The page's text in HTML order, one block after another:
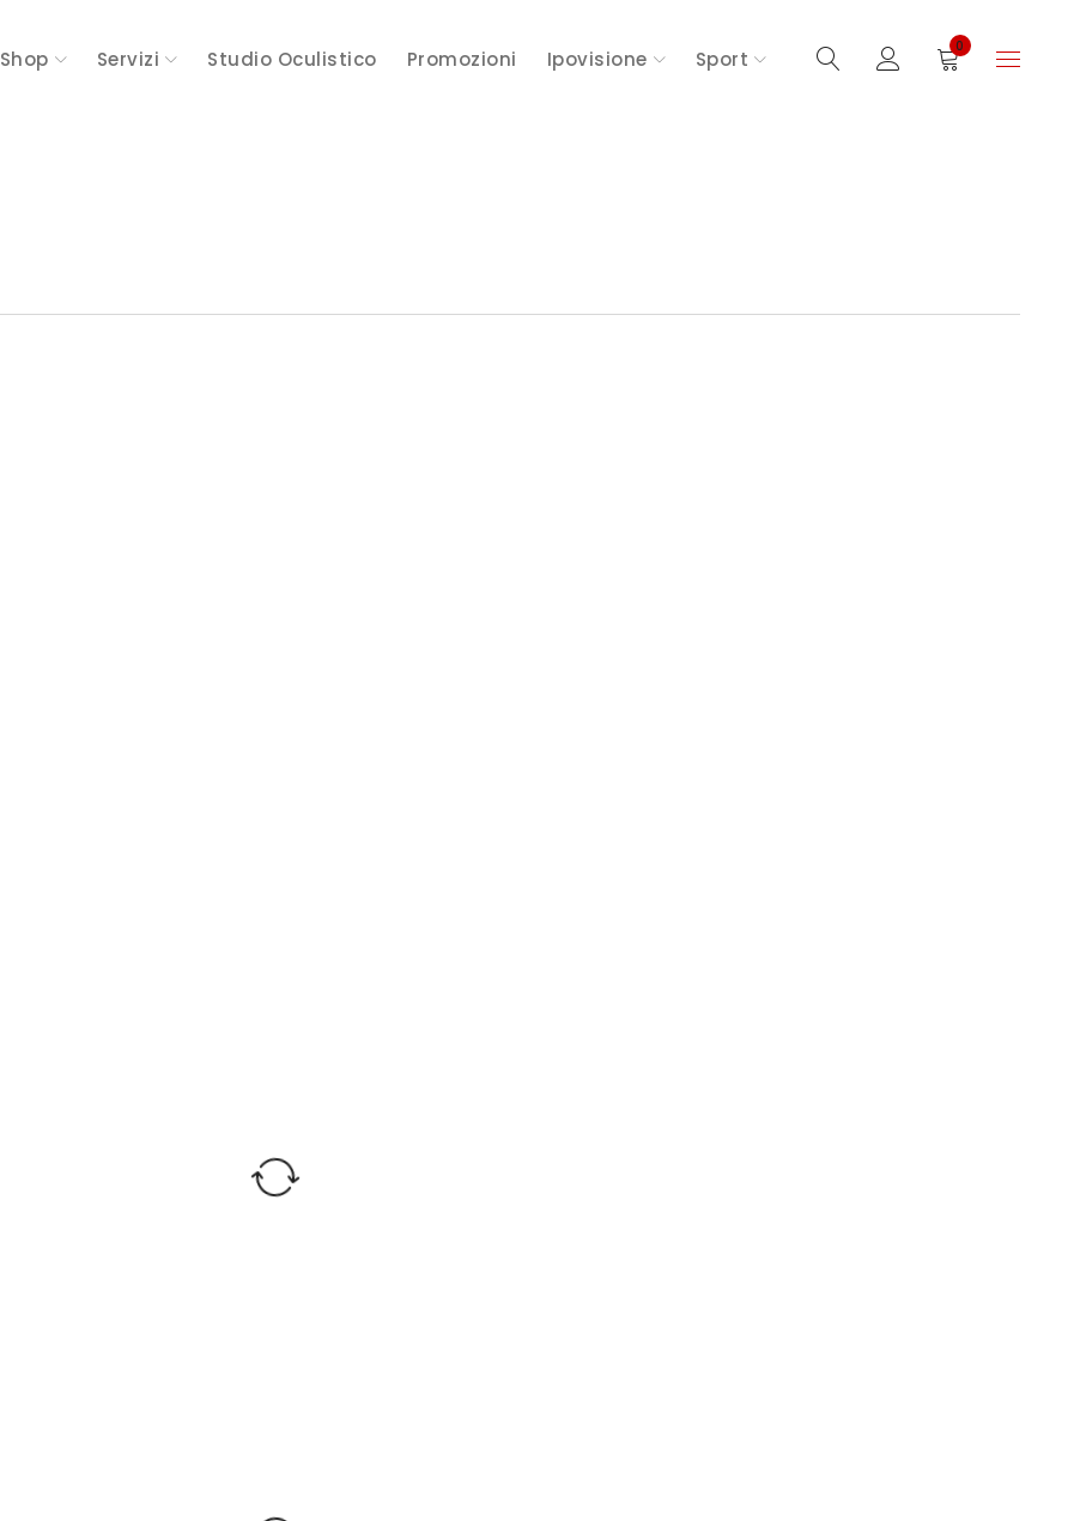
Shop Servizi Studio Oculistico Promozioni Ipovisione Sport
0